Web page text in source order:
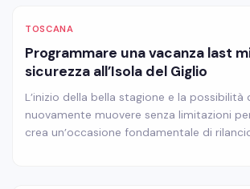
TOSCANA
Programmare una vacanza last
sicurezza all’Isola del Giglio
L’inizio della bella stagione e la possibilità
nuovamente muovere senza limitazioni
crea un’occasione fondamentale di